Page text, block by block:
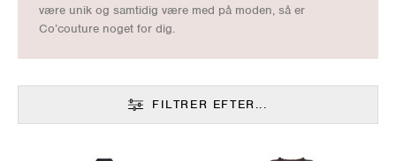
være unik og samtidig være med på moden, så er
Co’couture noget for dig.
FILTRER EFTER...